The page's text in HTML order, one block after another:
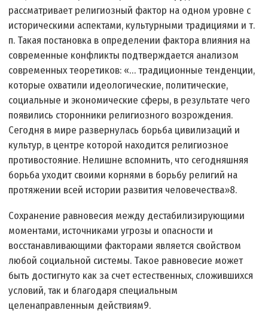
рассматривает религиозный фактор на одном уровне с
историческими аспектами, культурными традициями и т.
п. Такая постановка в определении фактора влияния на
современные конфликты подтверждается анализом
современных теоретиков: «… традиционные тенденции,
которые охватили идеологические, политические,
социальные и экономические сферы, в результате чего
появились сторонники религиозного возрождения.
Сегодня в мире развернулась борьба цивилизаций и
культур, в центре которой находится религиозное
противостояние. Нелишне вспомнить, что сегодняшняя
борьба уходит своими корнями в борьбу религий на
протяжении всей истории развития человечества»8.
Сохранение равновесия между дестабилизирующими
моментами, источниками угрозы и опасности и
восстанавливающими факторами является свойством
любой социальной системы. Такое равновесие может
быть достигнуто как за счет естественных, сложившихся
условий, так и благодаря специальным
целенаправленным действиям9.